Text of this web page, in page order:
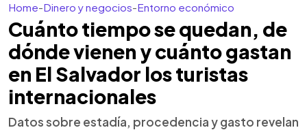
Home-Dinero y negocios-Entorno económico
Cuánto tiempo se quedan, de
dónde vienen y cuánto gastan
en El Salvador los turistas
internacionales
Datos sobre estadía, procedencia y gasto revelan